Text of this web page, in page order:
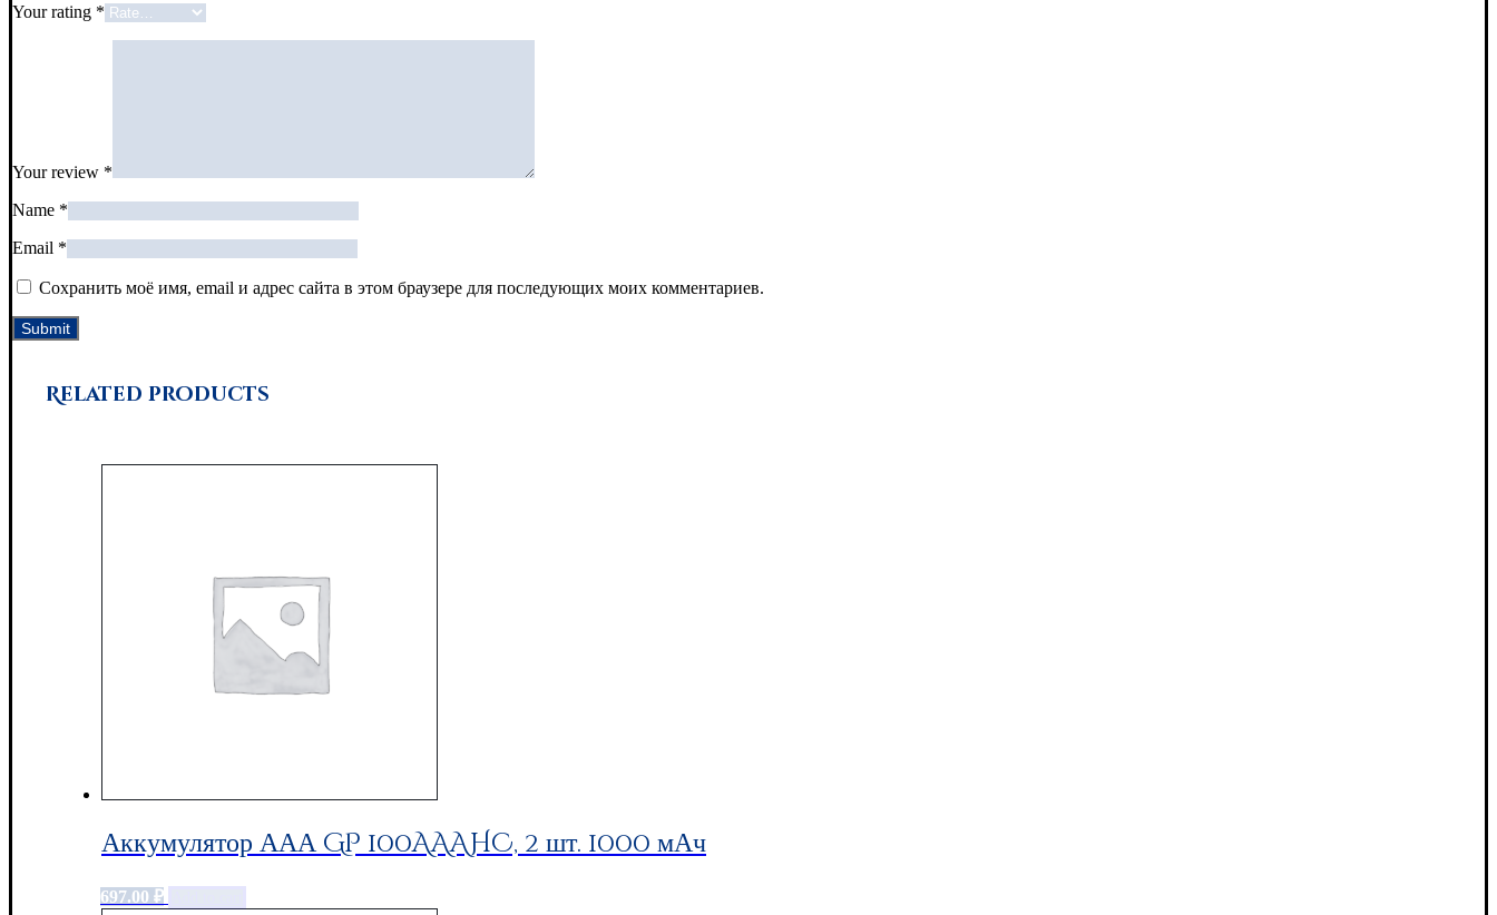
Your rating *
Your review *
Name *
Email *
Сохранить моё имя, email и адрес сайта в этом браузере для последующих моих комментариев.
Related products
Аккумулятор ААА GP 100AAAHC, 2 шт. 1000 мАч
697.00 ₽